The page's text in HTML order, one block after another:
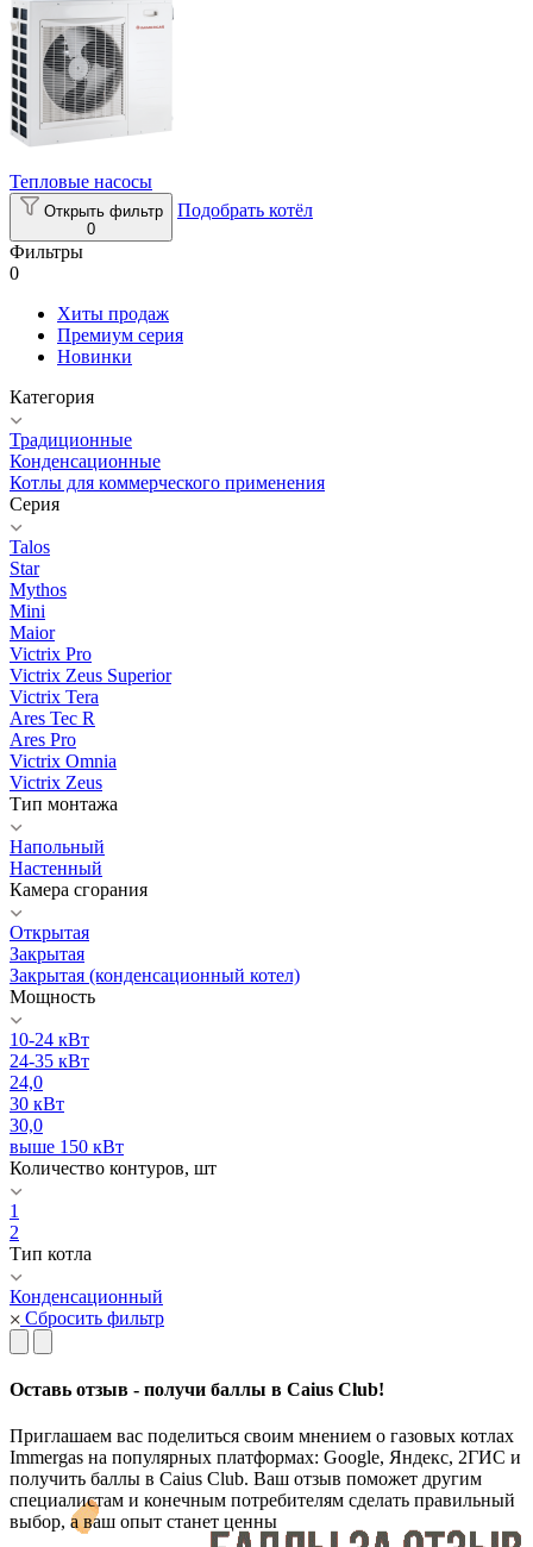
Тепловые насосы
Открыть фильтр
0
Подобрать котёл
Фильтры
0
Хиты продаж
Премиум серия
Новинки
Категория
Традиционные
Конденсационные
Котлы для коммерческого применения
Серия
Talos
Star
Mythos
Mini
Maior
Victrix Pro
Victrix Zeus Superior
Victrix Tera
Ares Tec R
Ares Pro
Victrix Omnia
Victrix Zeus
Тип монтажа
Напольный
Настенный
Камера сгорания
Открытая
Закрытая
Закрытая (конденсационный котел)
Мощность
10-24 кВт
24-35 кВт
24,0
30 кВт
30,0
выше 150 кВт
Количество контуров, шт
1
2
Тип котла
Конденсационный
Сбросить фильтр
Оставь отзыв - получи баллы в Caius Club!
Приглашаем вас поделиться своим мнением о газовых котлах
Immergas на популярных платформах: Google, Яндекс, 2ГИС и
получить баллы в Caius Club. Ваш отзыв поможет другим
специалистам и конечным потребителям сделать правильный
выбор, а ваш опыт станет ценны